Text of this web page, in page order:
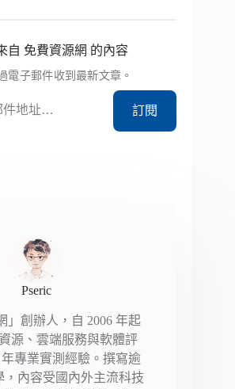
自 免費資源網 的內容
電子郵件收到最新文章。
訂閱
Pseric
」創辦人，自 2006 年起
源、雲端服務與軟體評
專業實測經驗。撰寫逾
，內容受國內外主流科技